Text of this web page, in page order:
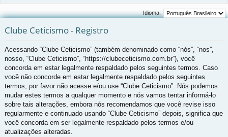
rá
os
ns
r
ra
s
Idioma:
Clube Ceticismo - Registro
Acessando “Clube Ceticismo” (também denominado como “nós”, “nos”,
nosso, “Clube Ceticismo”, “https://clubeceticismo.com.br”), você
concorda em estar legalmente respaldado pelos seguintes termos. Caso
você não concorde em estar legalmente respaldado pelos seguintes
termos, por favor não acesse e/ou use “Clube Ceticismo”. Nós podemos
mudar estes termos a qualquer momento e nós vamos tentar informá-lo
sobre tais alterações, embora nós recomendamos que você revise isso
regularmente e continuado usando “Clube Ceticismo” depois, significa que
você concorda em ser legalmente respaldado pelos termos e/ou
atualizações alteradas.